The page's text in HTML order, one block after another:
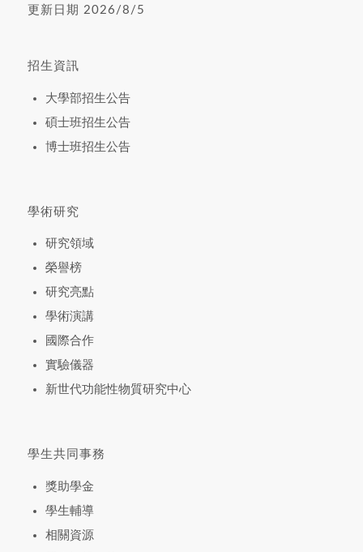
更新日期 2026/8/5
招生資訊
大學部招生公告
碩士班招生公告
博士班招生公告
學術研究
研究領域
榮譽榜
研究亮點
學術演講
國際合作
實驗儀器
新世代功能性物質研究中心
學生共同事務
獎助學金
學生輔導
相關資源